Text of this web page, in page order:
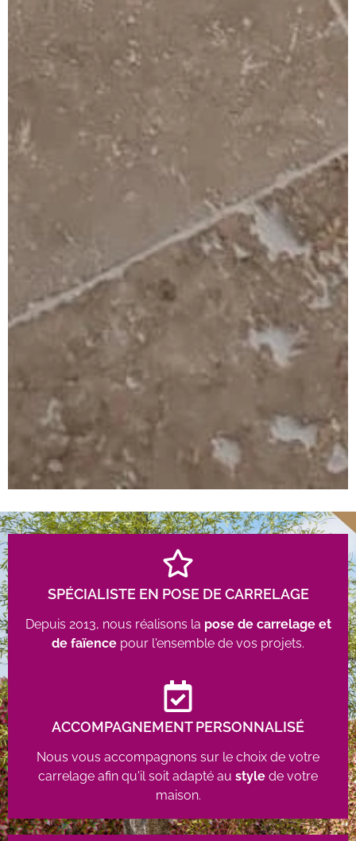
SPÉCIALISTE EN POSE DE CARRELAGE
Depuis 2013, nous réalisons la pose de carrelage et
de faïence pour l'ensemble de vos projets.
ACCOMPAGNEMENT PERSONNALISÉ
Nous vous accompagnons sur le choix de votre
carrelage afin qu'il soit adapté au style de votre
maison.